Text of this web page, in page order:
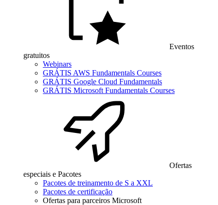
Eventos
gratuitos
Webinars
GRÁTIS AWS Fundamentals Courses
GRÁTIS Google Cloud Fundamentals
GRÁTIS Microsoft Fundamentals Courses
Ofertas
especiais e Pacotes
Pacotes de treinamento de S a XXL
Pacotes de certificação
Ofertas para parceiros Microsoft